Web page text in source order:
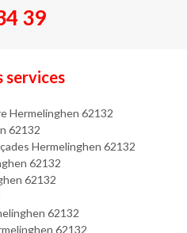
39
services
Hermelinghen 62132
62132
Hermelinghen 62132
62132
62132
62132
62132